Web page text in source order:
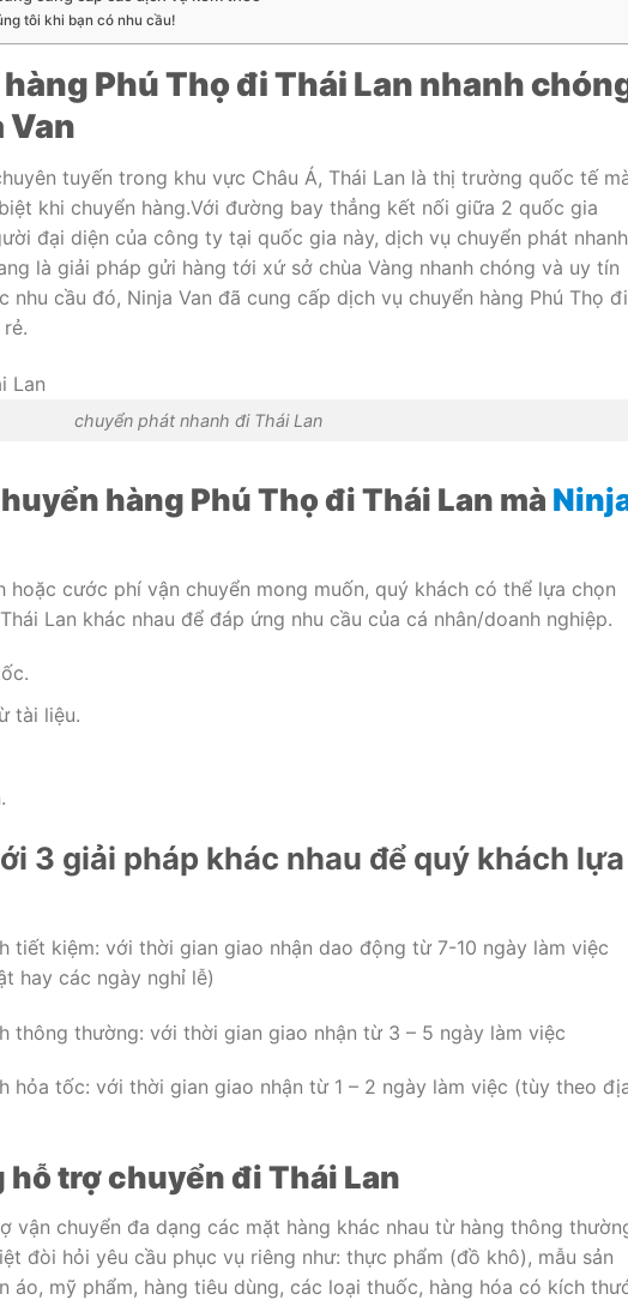
tôi khi bạn có nhu cầu!
Phú Thọ đi Thái Lan nhanh
Van
tuyến trong khu vực Châu Á, Thái Lan là thị trường quốc tế
khi chuyển hàng.Với đường bay thẳng kết nối giữa 2 quốc gia
đại diện của công ty tại quốc gia này, dịch vụ chuyển phát nhanh
là giải pháp gửi hàng tới xứ sở chùa Vàng nhanh chóng và uy tín
nhu cầu đó, Ninja Van đã cung cấp dịch vụ chuyển hàng Phú Thọ đi
chuyển phát nhanh đi Thái Lan
hàng Phú Thọ đi Thái Lan mà
hoặc cước phí vận chuyển mong muốn, quý khách có thể lựa chọn
Lan khác nhau để đáp ứng nhu cầu của cá nhân/doanh nghiệp.
tài liệu.
3 giải pháp khác nhau để quý khách lựa
tiết kiệm: với thời gian giao nhận dao động từ 7-10 ngày làm việc
hay các ngày nghỉ lễ)
thông thường: với thời gian giao nhận từ 3 – 5 ngày làm việc
hỏa tốc: với thời gian giao nhận từ 1 – 2 ngày làm việc (tùy theo
trợ chuyển đi Thái Lan
vận chuyển đa dạng các mặt hàng khác nhau từ hàng thông
đòi hỏi yêu cầu phục vụ riêng như: thực phẩm (đồ khô), mẫu sản
áo, mỹ phẩm, hàng tiêu dùng, các loại thuốc, hàng hóa có kích